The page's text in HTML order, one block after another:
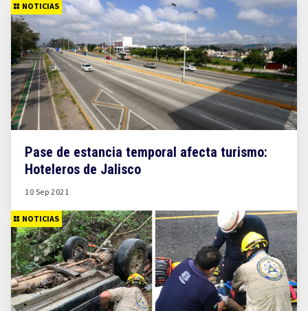
NOTICIAS
Pase de estancia temporal afecta turismo:
Hoteleros de Jalisco
10 Sep 2021
NOTICIAS